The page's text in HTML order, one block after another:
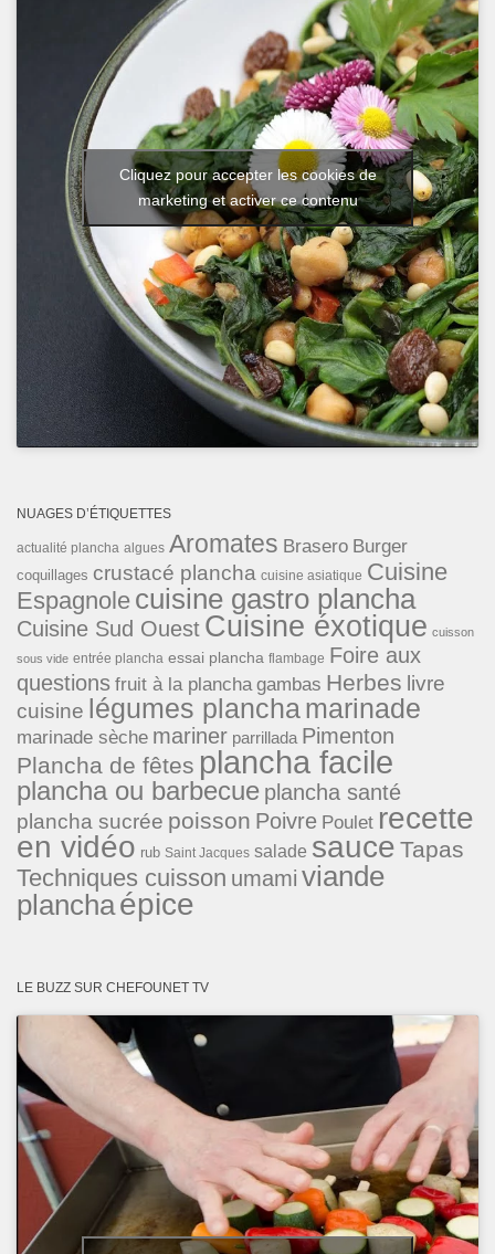
Cliquez pour accepter les cookies de
marketing et activer ce contenu
NUAGES D’ÉTIQUETTES
actualité plancha algues Aromates Brasero Burger
coquillages crustacé plancha cuisine asiatique Cuisine
Espagnole cuisine gastro plancha
Cuisine Sud Ouest Cuisine éxotique cuisson
sous vide entrée plancha essai plancha flambage Foire aux
questions fruit à la plancha gambas Herbes livre
cuisine légumes planchamarinade
marinade sèche mariner parrillada Pimenton
Plancha de fêtes plancha facile
plancha ou barbecue plancha santé
plancha sucrée poisson Poivre Poulet recette
en vidéo rub Saint Jacques salade sauce Tapas
Techniques cuisson umami viande
planchaépice
LE BUZZ SUR CHEFOUNET TV